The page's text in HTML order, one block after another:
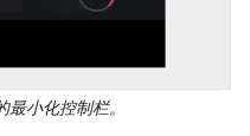
小化控制栏。